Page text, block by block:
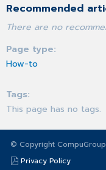
Recommended
There are no
Page type
How-to
Tags
This page has no tags.
© Copyright
Privacy Policy